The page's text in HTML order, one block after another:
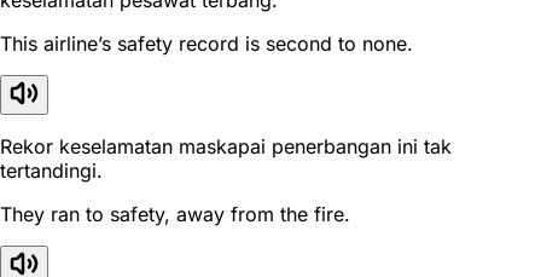
This airline’s safety record is second to none.
Rekor keselamatan maskapai penerbangan ini tak
tertandingi.
They ran to safety, away from the fire.